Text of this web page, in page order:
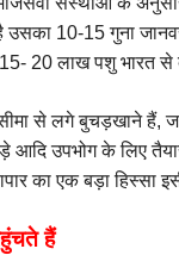
10-15 गुना
20 लाख पशु भारत से
से लगे बुचड़खाने हैं,
उपभोग के लिए
का एक बड़ा हिस्सा
हैं